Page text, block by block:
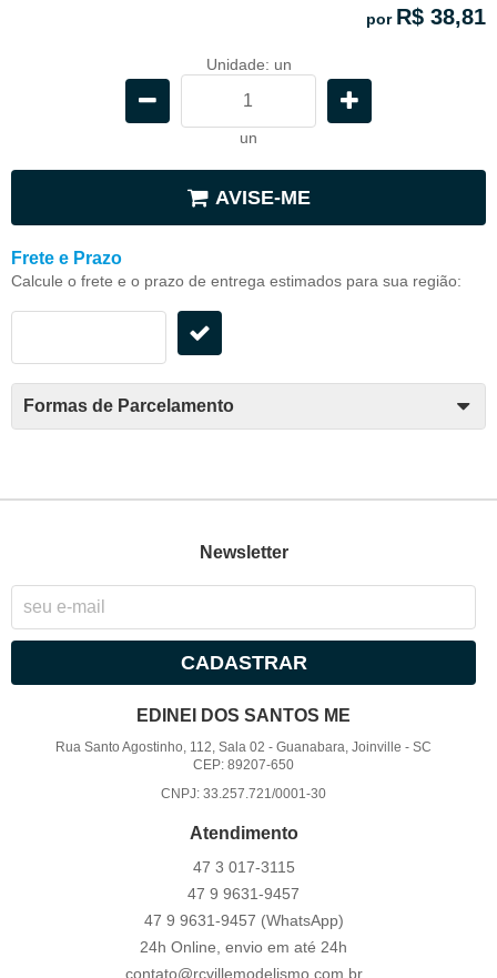
por R$ 38,81
Unidade: un
un
AVISE-ME
Frete e Prazo
Calcule o frete e o prazo de entrega estimados para sua região:
Formas de Parcelamento
Newsletter
CADASTRAR
EDINEI DOS SANTOS ME
Rua Santo Agostinho, 112, Sala 02 -Guanabara, Joinville -SC
CEP: 89207-650
CNPJ: 33.257.721/0001-30
Atendimento
47 3 017-3115
47 9 9631-9457
47 9 9631-9457 (WhatsApp)
24h Online, envio em até 24h
contato@rcvillemodelismo.com.br